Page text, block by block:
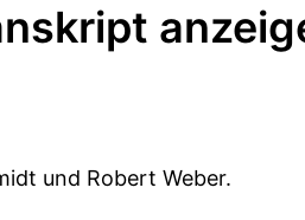
und Robert Weber.